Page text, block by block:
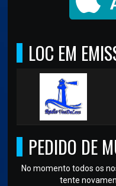
LOC EM
PEDIDO DE
No momento todos os
tente